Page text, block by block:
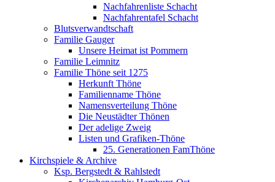
Nachfahrenliste Schacht
Nachfahrentafel Schacht
Blutsverwandtschaft
Familie Gauger
Unsere Heimat ist Pommern
Familie Leimnitz
Familie Thöne seit 1275
Herkunft Thöne
Familienname Thöne
Namensverteilung Thöne
Die Neustädter Thönen
Der adelige Zweig
Listen und Grafiken-Thöne
25. Generationen FamThöne
Kirchspiele & Archive
Ksp. Bergstedt & Rahlstedt